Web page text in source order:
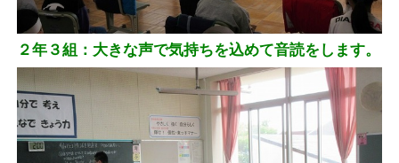
２年３組：大きな声で気持ちを込めて音読をします。